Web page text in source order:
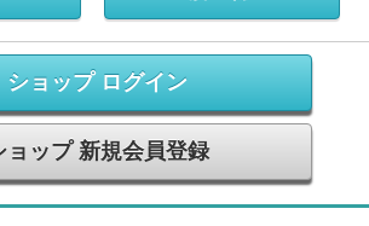
ショップ ログイン
ョップ 新規会員登録